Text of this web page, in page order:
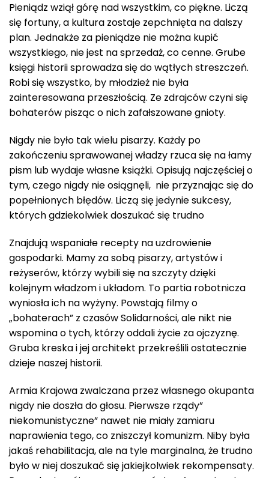
Pieniądz wziął górę nad wszystkim, co piękne. Liczą
się fortuny, a kultura zostaje zepchnięta na dalszy
plan. Jednakże za pieniądze nie można kupić
wszystkiego, nie jest na sprzedaż, co cenne. Grube
księgi historii sprowadza się do wątłych streszczeń.
Robi się wszystko, by młodzież nie była
zainteresowana przeszłością. Ze zdrajców czyni się
bohaterów pisząc o nich zafałszowane gnioty.
Nigdy nie było tak wielu pisarzy. Każdy po
zakończeniu sprawowanej władzy rzuca się na łamy
pism lub wydaje własne książki. Opisują najczęściej o
tym, czego nigdy nie osiągnęli, nie przyznając się do
popełnionych błędów. Liczą się jedynie sukcesy,
których gdziekolwiek doszukać się trudno
Znajdują wspaniałe recepty na uzdrowienie
gospodarki. Mamy za sobą pisarzy, artystów i
reżyserów, którzy wybili się na szczyty dzięki
kolejnym władzom i układom. To partia robotnicza
wyniosła ich na wyżyny. Powstają filmy o
„bohaterach” z czasów Solidarności, ale nikt nie
wspomina o tych, którzy oddali życie za ojczyznę.
Gruba kreska i jej architekt przekreślili ostatecznie
dzieje naszej historii.
Armia Krajowa zwalczana przez własnego okupanta
nigdy nie doszła do głosu. Pierwsze rządy”
niekomunistyczne” nawet nie miały zamiaru
naprawienia tego, co zniszczył komunizm. Niby była
jakaś rehabilitacja, ale na tyle marginalna, że trudno
było w niej doszukać się jakiejkolwiek rekompensaty.